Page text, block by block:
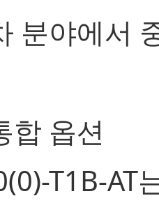
분야에서
합 옵션
T1B-AT